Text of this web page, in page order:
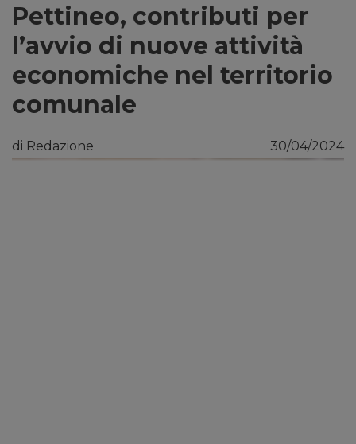
Pettineo, contributi per
l’avvio di nuove attività
economiche nel territorio
comunale
di Redazione 30/04/2024